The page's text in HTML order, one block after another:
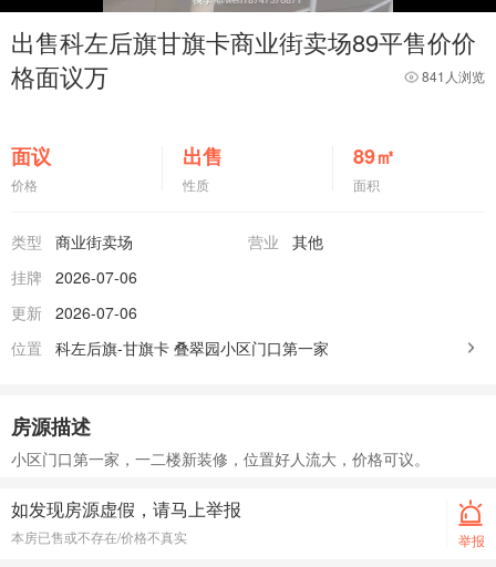
出售科左后旗甘旗卡商业街卖场89平售价价
格面议万
841人浏览
面议
价格
出售
性质
89㎡
面积
类型 商业街卖场 营业
其他
挂牌
2026-07-06
更新 2026-07-06
位置
科左后旗-甘旗卡 叠翠园小区门口第一家
房源描述
小区门口第一家，一二楼新装修，位置好人流大，价格可议。
举报
如发现房源虚假，请马上举报
本房已售或不存在/价格不真实